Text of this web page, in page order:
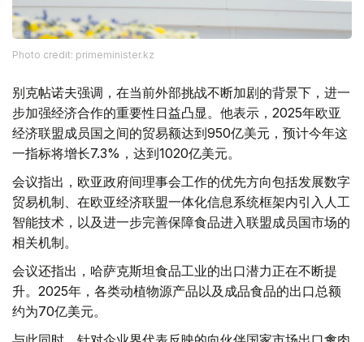
Photo credit: primeminister.kz
别克帖诺夫强调，在当前外部挑战不断加剧的背景下，进一
步加强经济合作的重要性日益凸显。他表示，2025年欧亚
经济联盟成员国之间的贸易额达到950亿美元，预计今年这
一指标将增长7.3%，达到1020亿美元。
会议指出，欧亚政府间理事会工作的优先方向包括发展数字
贸易机制、在欧亚经济联盟一体化信息系统框架内引入人工
智能技术，以及进一步完善保障食品进入联盟成员国市场的
相关机制。
会议还指出，哈萨克斯坦食品工业的出口潜力正在不断提
升。2025年，各类动植物源产品以及成品食品的出口总额
约为70亿美元。